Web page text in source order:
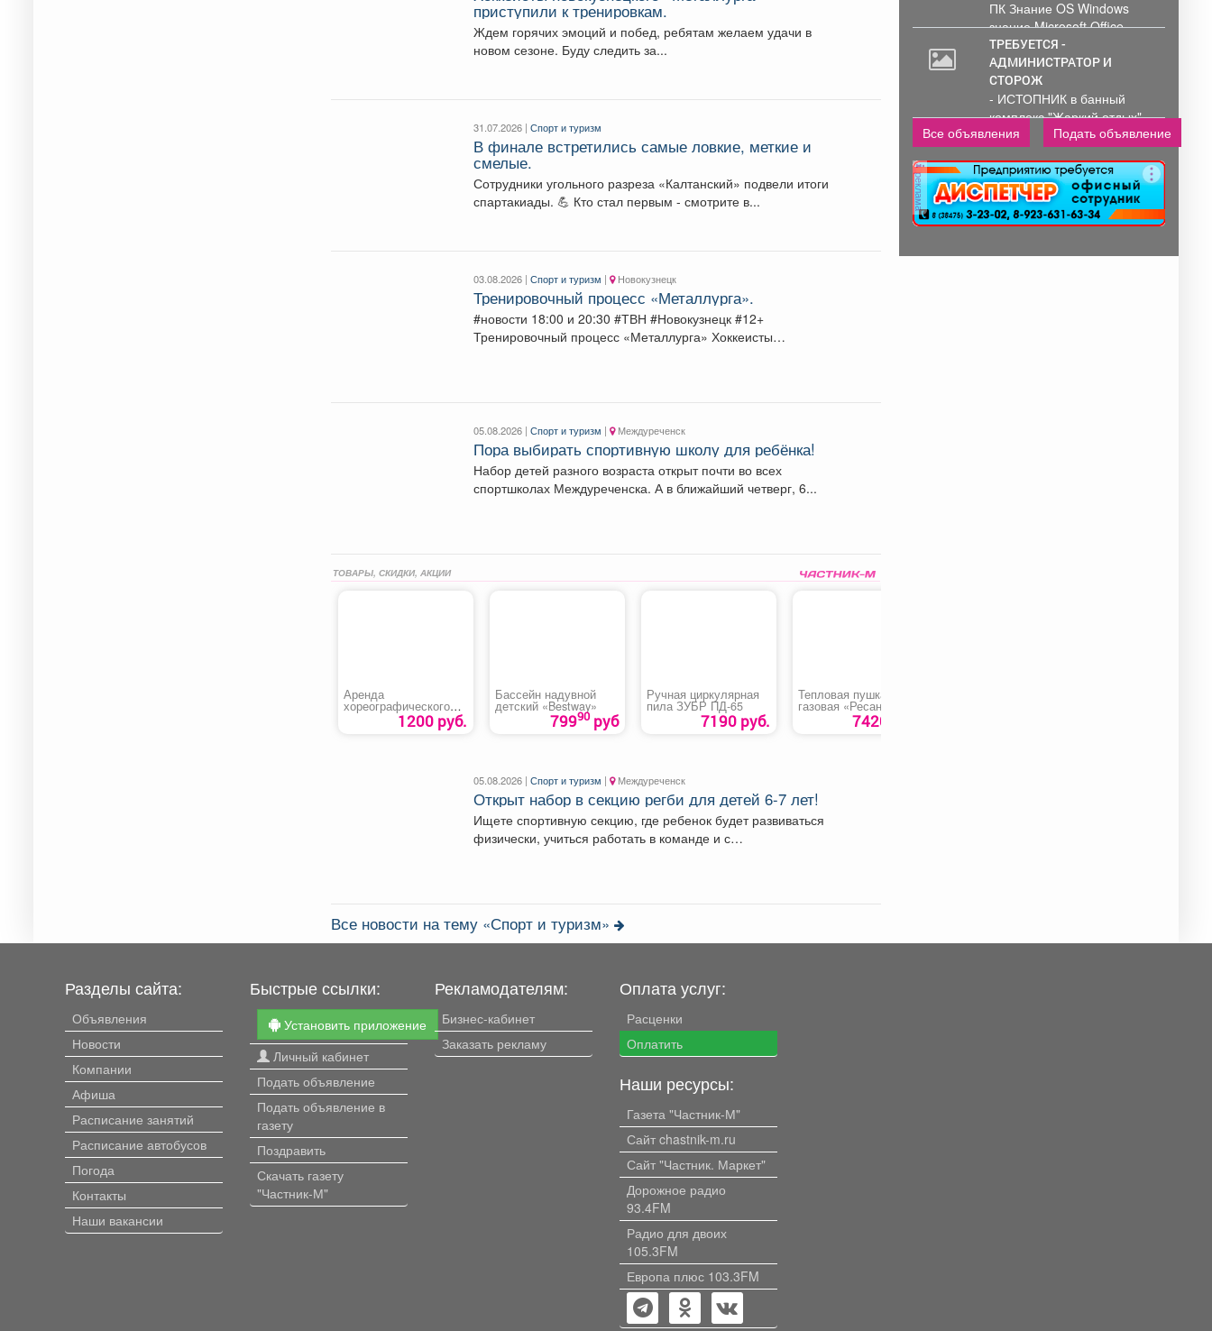
приступили к тренировкам.
Ждем горячих эмоций и побед, ребятам желаем удачи в
новом сезоне. Буду следить за...
31.07.2026 |Спорт и туризм
В финале встретились самые ловкие, меткие и
смелые.
Сотрудники угольного разреза «Калтанский» подвели итоги
спартакиады. 💪 Кто стал первым - смотрите в...
03.08.2026 |Спорт и туризм | Новокузнецк
Тренировочный процесс «Металлурга».
#новости 18:00 и 20:30 #ТВН #Новокузнецк #12+
Тренировочный процесс «Металлурга» Хоккеисты
05.08.2026 |Спорт и туризм | Междуреченск
Пора выбирать спортивную школу для ребёнка!
Набор детей разного возраста открыт почти во всех
спортшколах Междуреченска. А в ближайший четверг, 6...
ТОВАРЫ, СКИДКИ, АКЦИИ
Аренда
хореографического
зала 1200 руб.
Бассейн надувной
детский «Bestway»
79990руб
Ручная циркулярная
пила ЗУБР ПД-65
7190 руб.
Тепловая пушка
газовая «Ресанта
ТГП-15000»7420 руб.
05.08.2026 |Спорт и туризм | Междуреченск
Открыт набор в секцию регби для детей 6-7 лет!
Ищете спортивную секцию, где ребенок будет развиваться
физически, учиться работать в команде и с
Все новости на тему «Спорт и туризм»
ПК Знание OS Windows
знание Microsoft Office .
Обработка и...
ТРЕБУЕТСЯ -
АДМИНИСТРАТОР И
СТОРОЖ
- ИСТОПНИК в банный
комплекс "Жаркий отдых"
Администрирование и
тех....
Все объявления Подать объявление
реклама
Разделы сайта:
Объявления
Новости
Компании
Афиша
Расписание занятий
Расписание автобусов
Погода
Контакты
Наши вакансии
Быстрые ссылки:
Установить приложение
Личный кабинет
Подать объявление
Подать объявление в
газету
Поздравить
Скачать газету
"Частник-М"
Рекламодателям:
Бизнес-кабинет
Заказать рекламу
Оплата услуг:
Расценки
Оплатить
Наши ресурсы:
Газета "Частник-М"
Сайт chastnik-m.ru
Сайт "Частник. Маркет"
Дорожное радио
93.4FM
Радио для двоих
105.3FM
Европа плюс 103.3FM